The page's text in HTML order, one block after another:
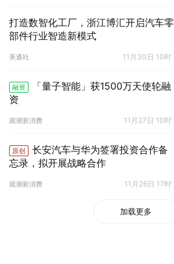
打造数智化工厂，浙江博汇开启汽车零
部件行业智造新模式
美通社 11月30日 10时
融资
「量子智能」获1500万天使轮融
资
观潮新消费 11月27日 10时
原创
长安汽车与华为签署投资合作备
忘录，拟开展战略合作
观潮新消费 11月26日 17时
加载更多